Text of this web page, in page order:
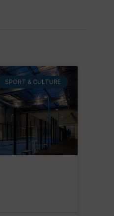
SPORT & CULTURE